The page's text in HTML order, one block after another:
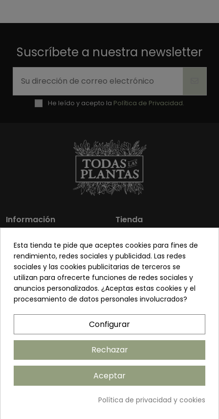
Suscríbete a nuestra newsletter
He leído y acepto la Política de Privacidad.
Información
Los más vendidos
Sobre nosotros
Pon tu planta guapa
Preguntas frecuentes
Tienda
Mi cuenta
Contacto
Envíos y Devoluciones
Venta a profesionales
Términos y condiciones
Política de cookies
Esta tienda te pide que aceptes cookies para fines de
rendimiento, redes sociales y publicidad. Las redes
sociales y las cookies publicitarias de terceros se
utilizan para ofrecerte funciones de redes sociales y
anuncios personalizados. ¿Aceptas estas cookies y el
procesamiento de datos personales involucrados?
Configurar
Rechazar
Aceptar
Política de privacidad y cookies